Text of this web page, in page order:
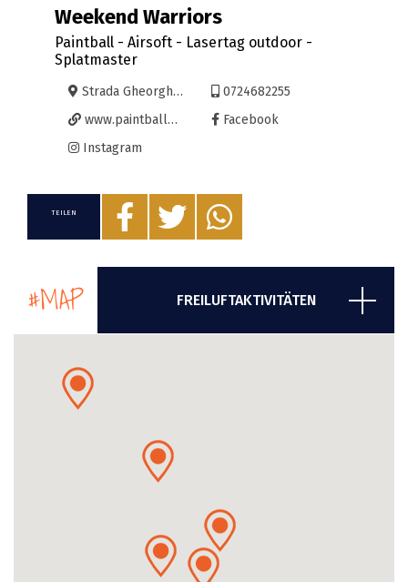
TEILEN
Weekend Warriors
Paintball - Airsoft - Lasertag outdoor -
Splatmaster
Strada Gheorghe Doja
0724682255
www.paintballoradea.ro
Facebook
Instagram
#MAP FREILUFTAKTIVITÄTEN